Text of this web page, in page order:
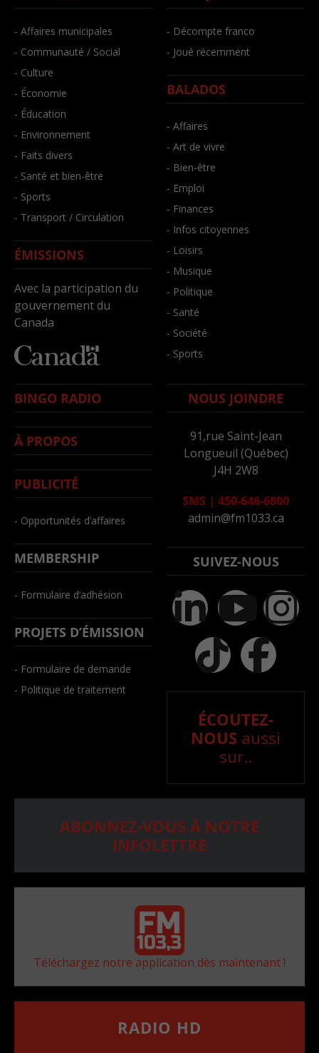
- Affaires municipales
- Communauté / Social
- Culture
- Économie
- Éducation
- Environnement
- Faits divers
- Santé et bien-être
- Sports
- Transport / Circulation
ÉMISSIONS
Avec la participation du
gouvernement du
Canada
- Décompte franco
- Joué récemment
BALADOS
- Affaires
- Art de vivre
- Bien-être
- Emploi
- Finances
- Infos citoyennes
- Loisirs
- Musique
- Politique
- Santé
- Société
- Sports
BINGO RADIO
À PROPOS
PUBLICITÉ
- Opportunités d’affaires
MEMBERSHIP
- Formulaire d’adhésion
PROJETS D’ÉMISSION
- Formulaire de demande
- Politique de traitement
NOUS JOINDRE
91,rue Saint-Jean
Longueuil (Québec)
J4H 2W8
SMS | 450-646-6800
admin@fm1033.ca
SUIVEZ-NOUS
ÉCOUTEZ-
NOUS aussi
sur..
ABONNEZ-VOUS À NOTRE
INFOLETTRE
Téléchargez notre application dès maintenant !
RADIO HD